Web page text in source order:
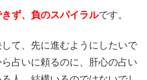
ず、負のスパイラルです。
て、先に進むようにしたいで
占いに頼るのに、肝心の占い